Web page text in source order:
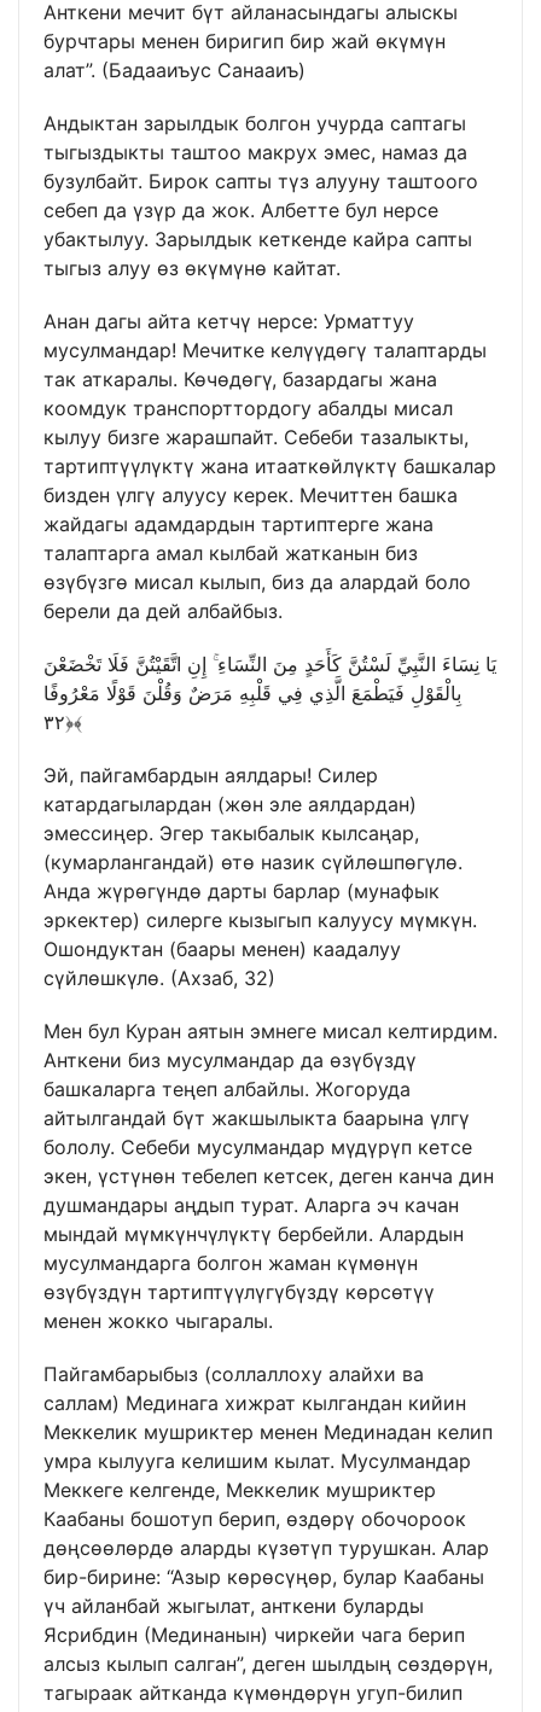
Анткени мечит бүт айланасындагы алыскы
бурчтары менен биригип бир жай өкүмүн
алат”. (Бадааиъус Санааиъ)
Андыктан зарылдык болгон учурда саптагы
тыгыздыкты таштоо макрух эмес, намаз да
бузулбайт. Бирок сапты түз алууну таштоого
себеп да үзүр да жок. Албетте бул нерсе
убактылуу. Зарылдык кеткенде кайра сапты
тыгыз алуу өз өкүмүнө кайтат.
Анан дагы айта кетчү нерсе: Урматтуу
мусулмандар! Мечитке келүүдөгү талаптарды
так аткаралы. Көчөдөгү, базардагы жана
коомдук транспорттордогу абалды мисал
кылуу бизге жарашпайт. Себеби тазалыкты,
тартиптүүлүктү жана итааткөйлүктү башкалар
бизден үлгү алуусу керек. Мечиттен башка
жайдагы адамдардын тартиптерге жана
талаптарга амал кылбай жатканын биз
өзүбүзгө мисал кылып, биз да алардай боло
берели да дей албайбыз.
يَا نِسَاءَ النَّبِيِّ لَسْتُنَّ كَأَحَدٍ مِنَ النِّسَاءِ ۚ إِنِ اتَّقَيْتُنَّ فَلَا تَخْضَعْنَ
بِالْقَوْلِ فَيَطْمَعَ الَّذِي فِي قَلْبِهِ مَرَضٌ وَقُلْنَ قَوْلًا مَعْرُوفًا
﴿٣٢﴾
Эй, пайгамбардын аялдары! Силер
катардагылардан (жөн эле аялдардан)
эмессиңер. Эгер такыбалык кылсаңар,
(кумарлангандай) өтө назик сүйлөшпөгүлө.
Анда жүрөгүндө дарты барлар (мунафык
эркектер) силерге кызыгып калуусу мүмкүн.
Ошондуктан (баары менен) каадалуу
сүйлөшкүлө. (Ахзаб, 32)
Мен бул Куран аятын эмнеге мисал келтирдим.
Анткени биз мусулмандар да өзүбүздү
башкаларга теңеп албайлы. Жогоруда
айтылгандай бүт жакшылыкта баарына үлгү
бололу. Себеби мусулмандар мүдүрүп кетсе
экен, үстүнөн тебелеп кетсек, деген канча дин
душмандары аңдып турат. Аларга эч качан
мындай мүмкүнчүлүктү бербейли. Алардын
мусулмандарга болгон жаман күмөнүн
өзүбүздүн тартиптүүлүгүбүздү көрсөтүү
менен жокко чыгаралы.
Пайгамбарыбыз (соллаллоху алайхи ва
саллам) Мединага хижрат кылгандан кийин
Меккелик мушриктер менен Мединадан келип
умра кылууга келишим кылат. Мусулмандар
Меккеге келгенде, Меккелик мушриктер
Каабаны бошотуп берип, өздөрү обочороок
дөңсөөлөрдө аларды күзөтүп турушкан. Алар
бир-бирине: “Азыр көрөсүңөр, булар Каабаны
үч айланбай жыгылат, анткени буларды
Ясрибдин (Мединанын) чиркейи чага берип
алсыз кылып салган”, деген шылдың сөздөрүн,
тагыраак айтканда күмөндөрүн угуп-билип